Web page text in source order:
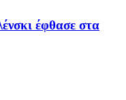
έφθασε στα